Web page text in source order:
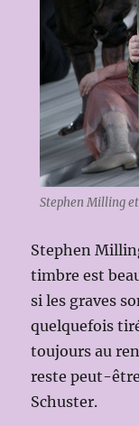
Stephen Milling
Stephen
timbre est
si les graves
quelquefois
toujours au
reste peut-être
Schuster.